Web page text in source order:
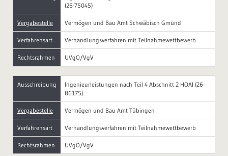
(26-75045)
Vergabestelle Vermögen und Bau Amt Schwäbisch Gmünd
Verfahrensart Verhandlungsverfahren mit Teilnahmewettbewerb
Rechtsrahmen UVgO/VgV
Ausschreibung
Ingenieurleistungen nach Teil 4 Abschnitt 2 HOAI (26-
86175)
Vergabestelle Vermögen und Bau Amt Tübingen
Verfahrensart Verhandlungsverfahren mit Teilnahmewettbewerb
Rechtsrahmen UVgO/VgV